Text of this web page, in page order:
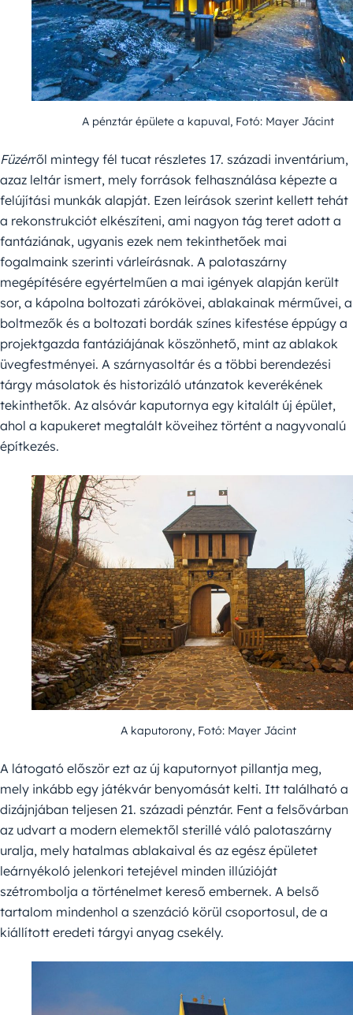
A pénztár épülete a kapuval, Fotó: Mayer Jácint
Füzérről mintegy fél tucat részletes 17. századi inventárium,
azaz leltár ismert, mely források felhasználása képezte a
felújítási munkák alapját. Ezen leírások szerint kellett tehát
a rekonstrukciót elkészíteni, ami nagyon tág teret adott a
fantáziának, ugyanis ezek nem tekinthetőek mai
fogalmaink szerinti várleírásnak. A palotaszárny
megépítésére egyértelműen a mai igények alapján került
sor, a kápolna boltozati zárókövei, ablakainak mérművei, a
boltmezők és a boltozati bordák színes kifestése éppúgy a
projektgazda fantáziájának köszönhető, mint az ablakok
üvegfestményei. A szárnyasoltár és a többi berendezési
tárgy másolatok és historizáló utánzatok keverékének
tekinthetők. Az alsóvár kaputornya egy kitalált új épület,
ahol a kapukeret megtalált köveihez történt a nagyvonalú
építkezés.
A kaputorony, Fotó: Mayer Jácint
A látogató először ezt az új kaputornyot pillantja meg,
mely inkább egy játékvár benyomását kelti. Itt található a
dizájnjában teljesen 21. századi pénztár. Fent a felsővárban
az udvart a modern elemektől sterillé váló palotaszárny
uralja, mely hatalmas ablakaival és az egész épületet
leárnyékoló jelenkori tetejével minden illúzióját
szétrombolja a történelmet kereső embernek. A belső
tartalom mindenhol a szenzáció körül csoportosul, de a
kiállított eredeti tárgyi anyag csekély.